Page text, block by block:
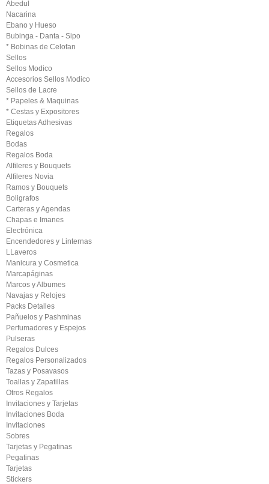
Abedul
Nacarina
Ebano y Hueso
Bubinga - Danta - Sipo
* Bobinas de Celofan
Sellos
Sellos Modico
Accesorios Sellos Modico
Sellos de Lacre
* Papeles & Maquinas
* Cestas y Expositores
Etiquetas Adhesivas
Regalos
Bodas
Regalos Boda
Alfileres y Bouquets
Alfileres Novia
Ramos y Bouquets
Boligrafos
Carteras y Agendas
Chapas e Imanes
Electrónica
Encendedores y Linternas
LLaveros
Manicura y Cosmetica
Marcapáginas
Marcos y Albumes
Navajas y Relojes
Packs Detalles
Pañuelos y Pashminas
Perfumadores y Espejos
Pulseras
Regalos Dulces
Regalos Personalizados
Tazas y Posavasos
Toallas y Zapatillas
Otros Regalos
Invitaciones y Tarjetas
Invitaciones Boda
Invitaciones
Sobres
Tarjetas y Pegatinas
Pegatinas
Tarjetas
Stickers